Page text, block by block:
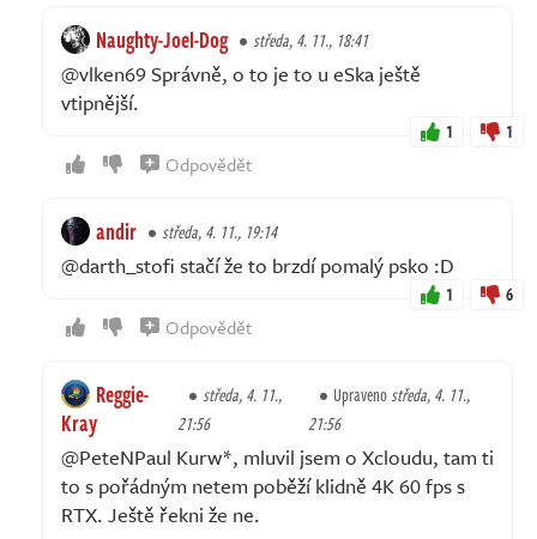
Naughty-Joel-Dog středa, 4. 11., 18:41
@vlken69 Správně, o to je to u eSka ještě
vtipnější.
1 1
Odpovědět
andir středa, 4. 11., 19:14
@darth_stofi stačí že to brzdí pomalý psko :D
1 6
Odpovědět
Reggie-
Kray
středa, 4. 11.,
21:56
Upravenostředa, 4. 11.,
21:56
@PeteNPaul Kurw*, mluvil jsem o Xcloudu, tam ti
to s pořádným netem poběží klidně 4K 60 fps s
RTX. Ještě řekni že ne.